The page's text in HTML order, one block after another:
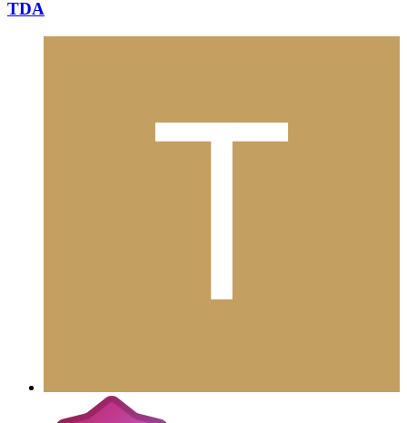
TDA